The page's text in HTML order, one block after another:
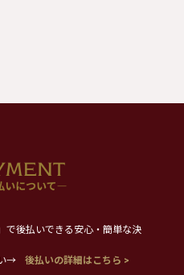
後払いできる安心・簡単な決
→
後払いの詳細はこちら >